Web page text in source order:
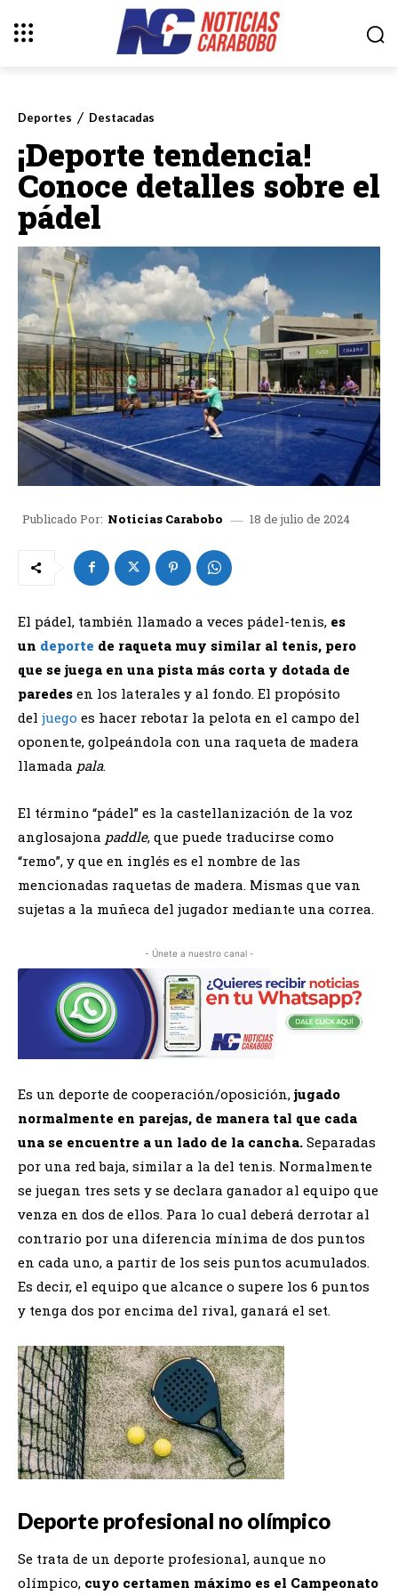
Deportes Destacadas
¡Deporte tendencia!
Conoce detalles sobre el
pádel
Publicado Por: Noticias Carabobo 18 de julio de 2024
El pádel, también llamado a veces pádel-tenis, es
un deporte de raqueta muy similar al tenis, pero
que se juega en una pista más corta y dotada de
paredes en los laterales y al fondo. El propósito
del juego es hacer rebotar la pelota en el campo del
oponente, golpeándola con una raqueta de madera
llamada pala.
El término “pádel” es la castellanización de la voz
anglosajona paddle, que puede traducirse como
“remo”, y que en inglés es el nombre de las
mencionadas raquetas de madera. Mismas que van
sujetas a la muñeca del jugador mediante una correa.
- Únete a nuestro canal -
Es un deporte de cooperación/oposición, jugado
normalmente en parejas, de manera tal que cada
una se encuentre a un lado de la cancha. Separadas
por una red baja, similar a la del tenis. Normalmente
se juegan tres sets y se declara ganador al equipo que
venza en dos de ellos. Para lo cual deberá derrotar al
contrario por una diferencia mínima de dos puntos
en cada uno, a partir de los seis puntos acumulados.
Es decir, el equipo que alcance o supere los 6 puntos
y tenga dos por encima del rival, ganará el set.
Deporte profesional no olímpico
Se trata de un deporte profesional, aunque no
olímpico, cuyo certamen máximo es el Campeonato